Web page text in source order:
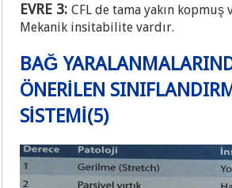
EVRE 3:CFL de tama yakın kopmuş
Mekanik insitabilite vardır.
BAĞ
ÖNERİLEN
SİSTEMİ(5)